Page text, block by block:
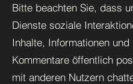
Bitte beachten Sie, dass
Dienste soziale
Inhalte, Informationen und
Kommentare öffentlich
mit anderen Nutzern